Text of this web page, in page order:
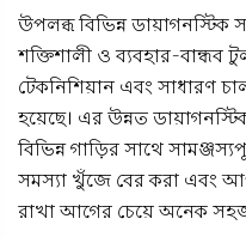
উপলব্ধ বিভিন্ন ডায়াগনস্টিক
শক্তিশালী ও ব্যবহার-বান্ধব
টেকনিশিয়ান এবং সাধারণ
হয়েছে। এর উন্নত
বিভিন্ন গাড়ির সাথে
সমস্যা খুঁজে বের করা এবং
রাখা আগের চেয়ে অনেক